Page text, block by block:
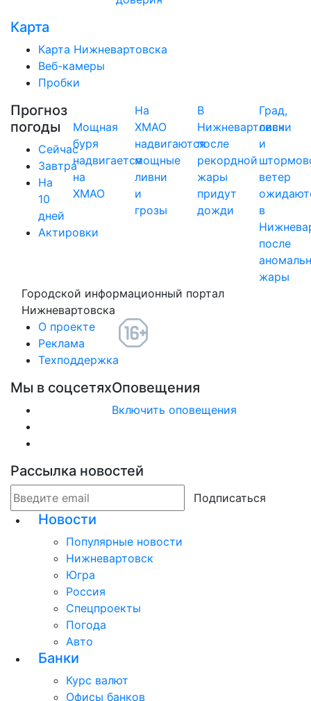
Карта
Карта Нижневартовска
Веб-камеры
Пробки
Прогноз
погоды
Сейчас
Завтра
На
10
дней
Актировки
Мощная
буря
надвигается
на
ХМАО
На
ХМАО
надвигаются
мощные
ливни
и
грозы
В
Нижневартовск
после
рекордной
жары
придут
дожди
Град,
ливни
и
ветер
в
после
жары
Городской информационный портал
Нижневартовска
О проекте
Реклама
Техподдержка
Мы в соцсетяхОповещения
Включить оповещения
Рассылка новостей
Подписаться
Новости
Популярные новости
Нижневартовск
Югра
Россия
Спецпроекты
Погода
Авто
Банки
Курс валют
Офисы банков